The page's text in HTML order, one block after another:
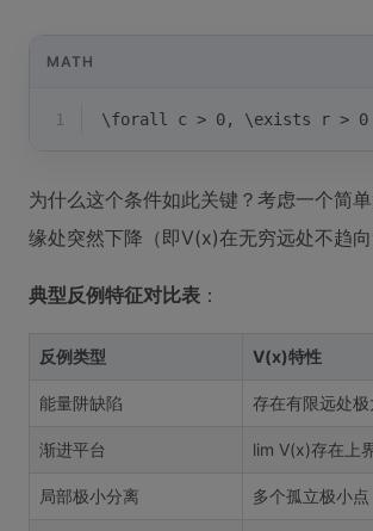
MATH
1 \forall c > 0, \exists r > 0
为什么这个条件如此关键？考虑一个简
缘处突然下降（即V(x)在无穷远处不趋
典型反例特征对比表 ：
反例类型 V(x)特性
能量阱缺陷 存在有限远处极
渐进平台 lim V(x)存在上
局部极小分离 多个孤立极小点